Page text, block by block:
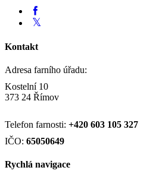
Kontakt
Adresa farního úřadu:
Kostelní 10
373 24 Římov
Telefon farnosti: +420 603 105 327
IČO: 65050649
Rychlá navigace